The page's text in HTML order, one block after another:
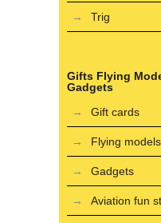
Trig
Gifts Flying
Gadgets
Gift cards
Flying models
Gadgets
Aviation fun